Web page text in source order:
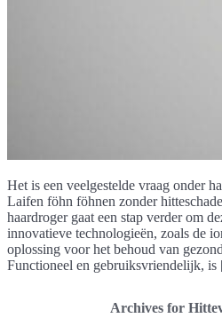
Het is een veelgestelde vraag onder
Laifen föhn föhnen zonder
haardroger gaat een stap verder om
innovatieve technologieën, zoals de
oplossing voor het behoud van
Functioneel en gebruiksvriendelijk,
Archives for